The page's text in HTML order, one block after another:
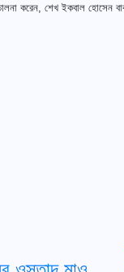
করেন, শেখ ইকবাল হোসেন